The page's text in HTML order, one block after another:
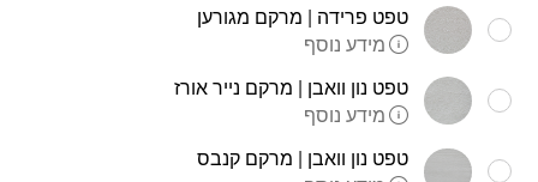
טפט פרידה | מרקם מגורען
מידע נוסף
טפט נון וואבן | מרקם נייר אורז
מידע נוסף
טפט נון וואבן | מרקם קנבס